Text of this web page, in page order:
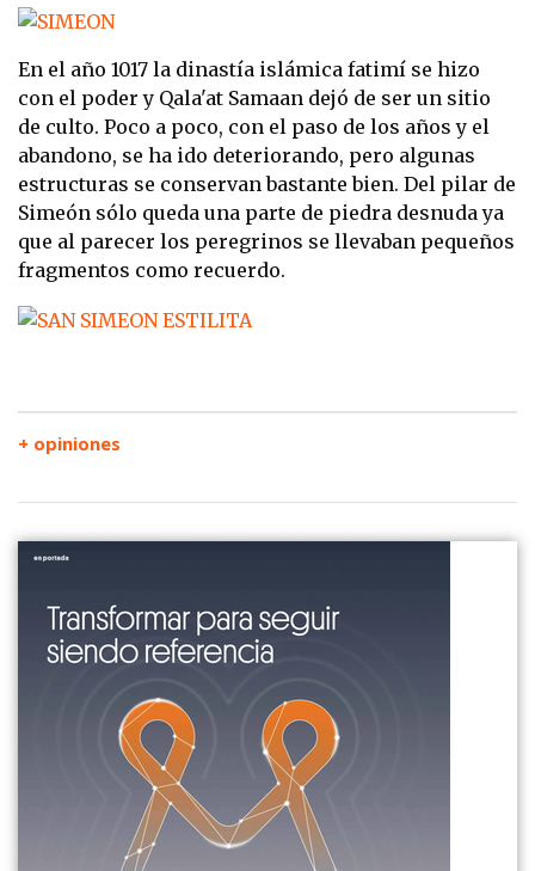
En el año 1017 la dinastía islámica fatimí se hizo
con el poder y Qala'at Samaan dejó de ser un sitio
de culto. Poco a poco, con el paso de los años y el
abandono, se ha ido deteriorando, pero algunas
estructuras se conservan bastante bien. Del pilar de
Simeón sólo queda una parte de piedra desnuda ya
que al parecer los peregrinos se llevaban pequeños
fragmentos como recuerdo.
+ opiniones